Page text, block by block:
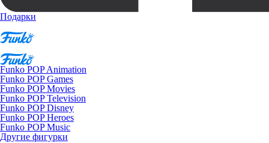
Подарки
Funko POP Animation
Funko POP Games
Funko POP Movies
Funko POP Television
Funko POP Disney
Funko POP Heroes
Funko POP Music
Другие фигурки